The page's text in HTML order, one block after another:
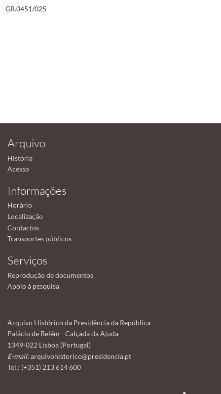
GB.0451/025
Arquivo
História
Acesso
Informações
Horário
Localização
Contactos
Transportes públicos
Serviços
Reprodução de documentos
Apoio à pesquisa
Arquivo Histórico da Presidência da República
Palácio de Belém - Calçada da Ajuda
1349-022 Lisboa (Portugal)
E-mail:arquivohistorico@presidencia.pt
Tel.: (+351) 213 614 600